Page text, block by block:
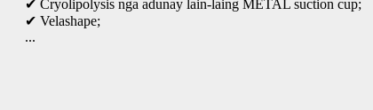
✔ Cryolipolysis nga adunay lain-laing METAL suction cup;
✔ Velashape;
...